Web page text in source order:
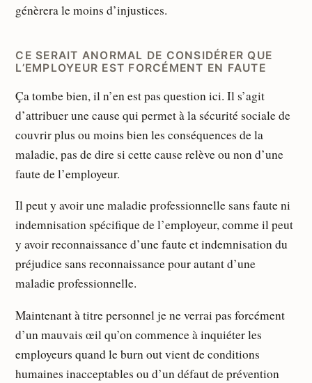
génèrera le moins d’injustices.
CE SERAIT ANORMAL DE CONSIDÉRER QUE
L’EMPLOYEUR EST FORCÉMENT EN FAUTE
Ça tombe bien, il n’en est pas question ici. Il s’agit
d’attribuer une cause qui permet à la sécurité sociale de
couvrir plus ou moins bien les conséquences de la
maladie, pas de dire si cette cause relève ou non d’une
faute de l’employeur.
Il peut y avoir une maladie professionnelle sans faute ni
indemnisation spécifique de l’employeur, comme il peut
y avoir reconnaissance d’une faute et indemnisation du
préjudice sans reconnaissance pour autant d’une
maladie professionnelle.
Maintenant à titre personnel je ne verrai pas forcément
d’un mauvais œil qu’on commence à inquiéter les
employeurs quand le burn out vient de conditions
humaines inacceptables ou d’un défaut de prévention